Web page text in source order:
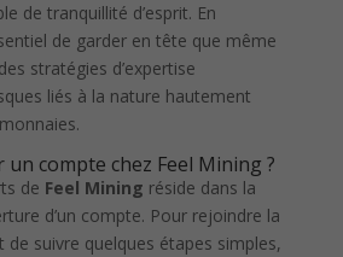
de tranquillité d’esprit. En
de garder en tête que même
stratégies d’expertise
liés à la nature hautement
compte chez Feel Mining ?
de Feel Mining réside dans la
d’un compte. Pour rejoindre la
suivre quelques étapes simples,